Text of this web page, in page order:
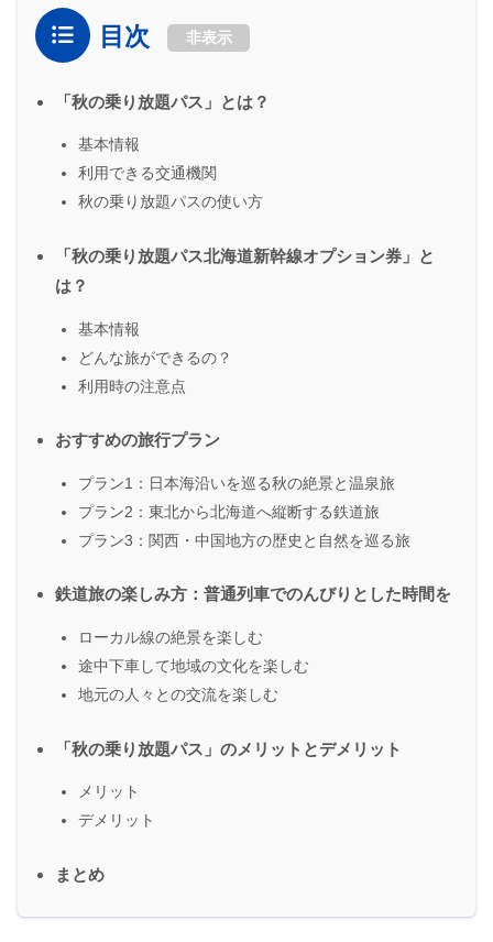
目次 非表示
「秋の乗り放題パス」とは？
基本情報
利用できる交通機関
秋の乗り放題パスの使い方
「秋の乗り放題パス北海道新幹線オプション券」と
は？
基本情報
どんな旅ができるの？
利用時の注意点
おすすめの旅行プラン
プラン1：日本海沿いを巡る秋の絶景と温泉旅
プラン2：東北から北海道へ縦断する鉄道旅
プラン3：関西・中国地方の歴史と自然を巡る旅
鉄道旅の楽しみ方：普通列車でのんびりとした時間を
ローカル線の絶景を楽しむ
途中下車して地域の文化を楽しむ
地元の人々との交流を楽しむ
「秋の乗り放題パス」のメリットとデメリット
メリット
デメリット
まとめ